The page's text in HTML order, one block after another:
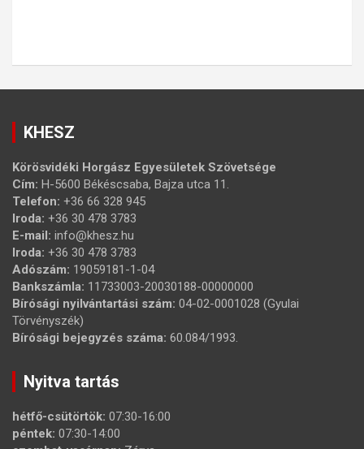
KHESZ
Körösvidéki Horgász Egyesületek Szövetsége
Cím: H-5600 Békéscsaba, Bajza utca 11.
Telefon: +36 66 328 945
Iroda: +36 30 478 3783
E-mail: info@khesz.hu
Iroda: +36 30 478 3783
Adószám: 19059181-1-04
Bankszámla: 11733003-20030188-00000000
Bírósági nyilvántartási szám: 04-02-0001028 (Gyulai
Törvényszék)
Bírósági bejegyzés száma: 60.084/1993.
Nyitva tartás
hétfő-csütörtök: 07:30-16:00
péntek: 07:30-14:00